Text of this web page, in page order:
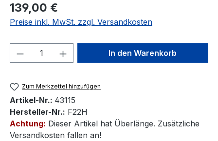
139,00 €
Preise inkl. MwSt. zzgl. Versandkosten
Produkt Anzahl: Gib denIn den Warenkorb
Zum Merkzettel hinzufügen
Artikel-Nr.: 43115
Hersteller-Nr.: F22H
Achtung: Dieser Artikel hat Überlänge. Zusätzliche
Versandkosten fallen an!